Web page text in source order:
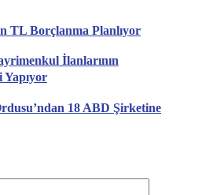
TL Borçlanma Planlıyor
İlanlarının
18 ABD Şirketine